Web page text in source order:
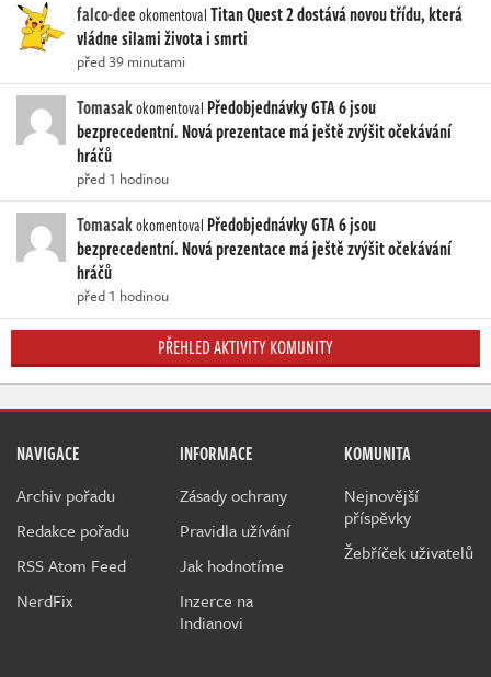
falco-deeokomentovalTitan Quest 2 dostává novou třídu, která
vládne silami života i smrti
před 39 minutami
Tomasakokomentoval Předobjednávky GTA 6 jsou
bezprecedentní. Nová prezentace má ještě zvýšit očekávání
hráčů
před 1 hodinou
Tomasakokomentoval Předobjednávky GTA 6 jsou
bezprecedentní. Nová prezentace má ještě zvýšit očekávání
hráčů
před 1 hodinou
PŘEHLED AKTIVITY KOMUNITY
NAVIGACE
Archiv pořadu
Redakce pořadu
RSS Atom Feed
NerdFix
INFORMACE
Zásady ochrany
Pravidla užívání
Jak hodnotíme
Inzerce na
Indianovi
KOMUNITA
Nejnovější
příspěvky
Žebříček uživatelů